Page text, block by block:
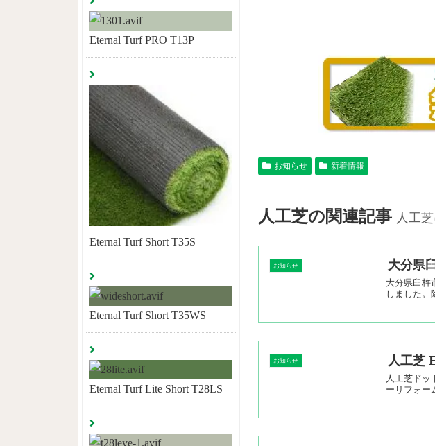
お知らせ 新着情報
人工芝の関連記事 人工
お知らせ 大分県
大分県臼杵
しました。
お知らせ 人工芝
人工芝ドッ
ーリフォー
Eternal Turf PRO T13P
Eternal Turf Short T35S
Eternal Turf Short T35WS
Eternal Turf Lite Short T28LS